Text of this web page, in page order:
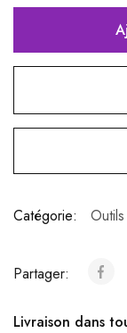
Catégorie:
Partager:
Livraison dans